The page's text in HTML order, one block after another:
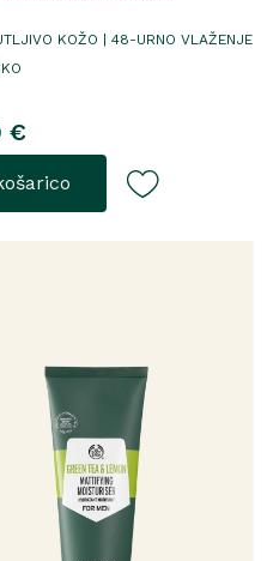
KOŽO | 48-URNO VLAŽENJE
€